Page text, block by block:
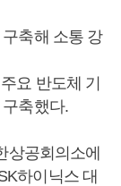
축해 소통 강
요 반도체 기
구축했다.
상공회의소에
하이닉스 대